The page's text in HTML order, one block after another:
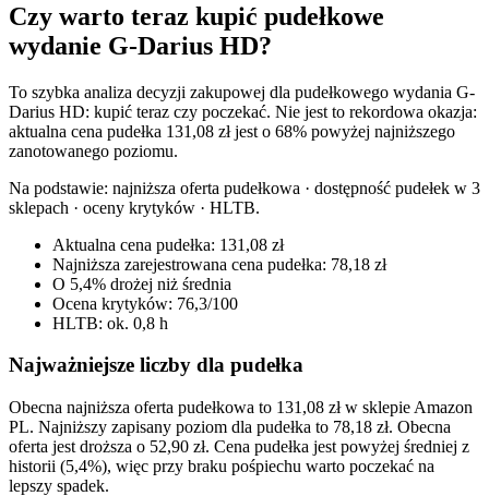
Czy warto teraz kupić pudełkowe
wydanie G-Darius HD?
To szybka analiza decyzji zakupowej dla pudełkowego wydania G-
Darius HD: kupić teraz czy poczekać. Nie jest to rekordowa okazja:
aktualna cena pudełka 131,08 zł jest o 68% powyżej najniższego
zanotowanego poziomu.
Na podstawie: najniższa oferta pudełkowa · dostępność pudełek w 3
sklepach · oceny krytyków · HLTB.
Aktualna cena pudełka: 131,08 zł
Najniższa zarejestrowana cena pudełka: 78,18 zł
O 5,4% drożej niż średnia
Ocena krytyków: 76,3/100
HLTB: ok. 0,8 h
Najważniejsze liczby dla pudełka
Obecna najniższa oferta pudełkowa to 131,08 zł w sklepie Amazon
PL. Najniższy zapisany poziom dla pudełka to 78,18 zł. Obecna
oferta jest droższa o 52,90 zł. Cena pudełka jest powyżej średniej z
historii (5,4%), więc przy braku pośpiechu warto poczekać na
lepszy spadek.